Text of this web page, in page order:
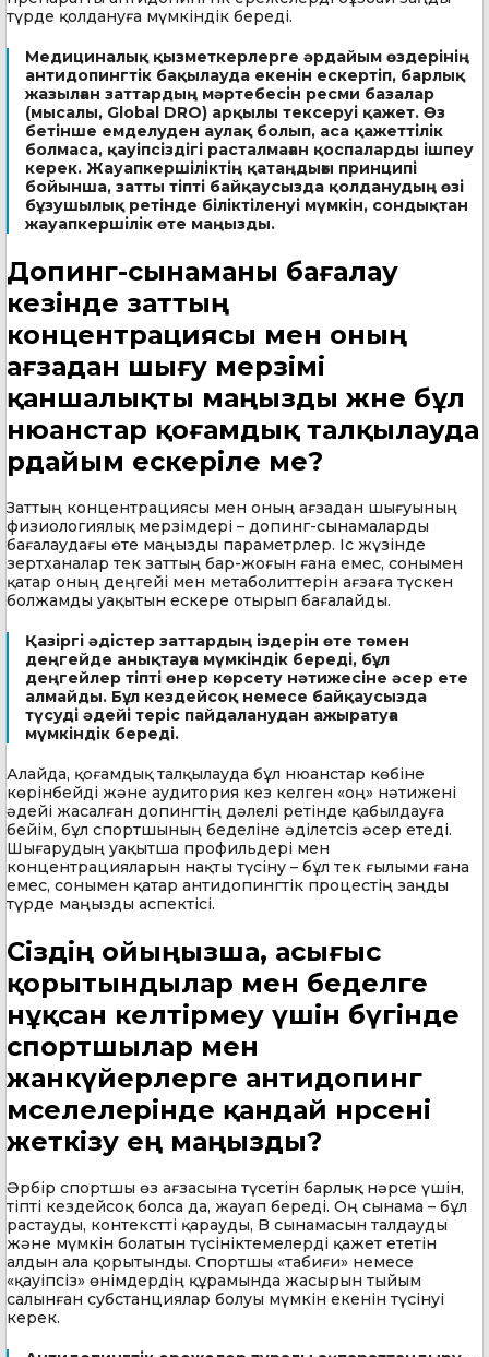
түрде қолдануға мүмкіндік береді.
Медициналық қызметкерлерге әрдайым өздерінің
антидопингтік бақылауда екенін ескертіп, барлық
жазылған заттардың мәртебесін ресми базалар
(мысалы, Global DRO) арқылы тексеруі қажет. Өз
бетінше емделуден аулақ болып, аса қажеттілік
болмаса, қауіпсіздігі расталмаған қоспаларды ішпеу
керек. Жауапкершіліктің қатаңдығы принципі
бойынша, затты тіпті байқаусызда қолданудың өзі
бұзушылық ретінде біліктіленуі мүмкін, сондықтан
жауапкершілік өте маңызды.
Допинг-сынаманы бағалау
кезінде заттың
концентрациясы мен оның
ағзадан шығу мерзімі
қаншалықты маңызды және бұл
нюанстар қоғамдық талқылауда
әрдайым ескеріле ме?
Заттың концентрациясы мен оның ағзадан шығуының
физиологиялық мерзімдері – допинг-сынамаларды
бағалаудағы өте маңызды параметрлер. Іс жүзінде
зертханалар тек заттың бар-жоғын ғана емес, сонымен
қатар оның деңгейі мен метаболиттерін ағзаға түскен
болжамды уақытын ескере отырып бағалайды.
Қазіргі әдістер заттардың іздерін өте төмен
деңгейде анықтауға мүмкіндік береді, бұл
деңгейлер тіпті өнер көрсету нәтижесіне әсер ете
алмайды. Бұл кездейсоқ немесе байқаусызда
түсуді әдейі теріс пайдаланудан ажыратуға
мүмкіндік береді.
Алайда, қоғамдық талқылауда бұл нюанстар көбіне
көрінбейді және аудитория кез келген «оң» нәтижені
әдейі жасалған допингтің дәлелі ретінде қабылдауға
бейім, бұл спортшының беделіне әділетсіз әсер етеді.
Шығарудың уақытша профильдері мен
концентрацияларын нақты түсіну – бұл тек ғылыми ғана
емес, сонымен қатар антидопингтік процестің заңды
түрде маңызды аспектісі.
Сіздің ойыңызша, асығыс
қорытындылар мен беделге
нұқсан келтірмеу үшін бүгінде
спортшылар мен
жанкүйерлерге антидопинг
мәселелерінде қандай нәрсені
жеткізу ең маңызды?
Әрбір спортшы өз ағзасына түсетін барлық нәрсе үшін,
тіпті кездейсоқ болса да, жауап береді. Оң сынама – бұл
растауды, контекстті қарауды, B сынамасын талдауды
және мүмкін болатын түсініктемелерді қажет ететін
алдын ала қорытынды. Спортшы «табиғи» немесе
«қауіпсіз» өнімдердің құрамында жасырын тыйым
салынған субстанциялар болуы мүмкін екенін түсінуі
керек.